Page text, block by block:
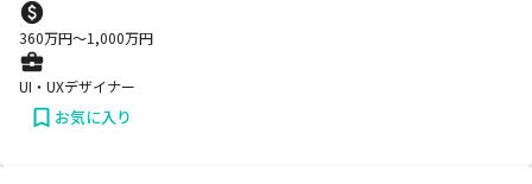
360万円〜1,000万円
UI・UXデザイナー
お気に入り